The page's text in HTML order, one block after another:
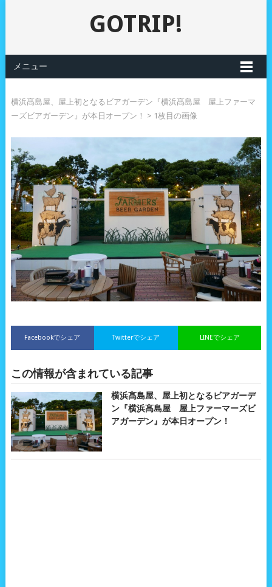
GOTRIP!
メニュー
横浜髙島屋、屋上初となるビアガーデン『横浜髙島屋 屋上ファーマ
ーズビアガーデン』が本日オープン！
> 1枚目の画像
Facebookでシェア LINEでシェア
Twitterでシェア
この情報が含まれている記事
横浜髙島屋、屋上初となるビアガーデ
ン『横浜髙島屋 屋上ファーマーズビ
アガーデン』が本日オープン！